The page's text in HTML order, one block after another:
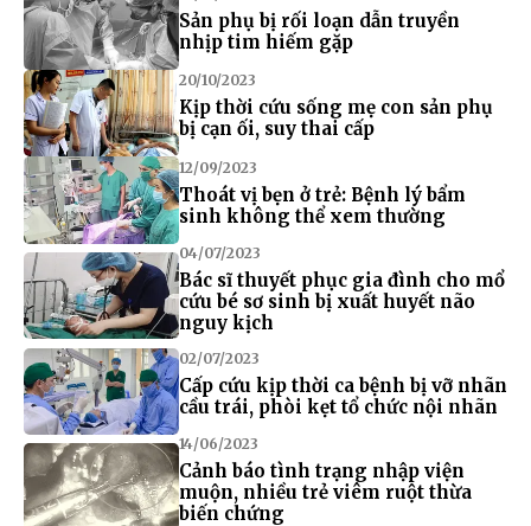
Sản phụ bị rối loạn dẫn truyền
nhịp tim hiếm gặp
20/10/2023
Kịp thời cứu sống mẹ con sản phụ
bị cạn ối, suy thai cấp
12/09/2023
Thoát vị bẹn ở trẻ: Bệnh lý bẩm
sinh không thể xem thường
04/07/2023
Bác sĩ thuyết phục gia đình cho mổ
cứu bé sơ sinh bị xuất huyết não
nguy kịch
02/07/2023
Cấp cứu kịp thời ca bệnh bị vỡ nhãn
cầu trái, phòi kẹt tổ chức nội nhãn
14/06/2023
Cảnh báo tình trạng nhập viện
muộn, nhiều trẻ viêm ruột thừa
biến chứng